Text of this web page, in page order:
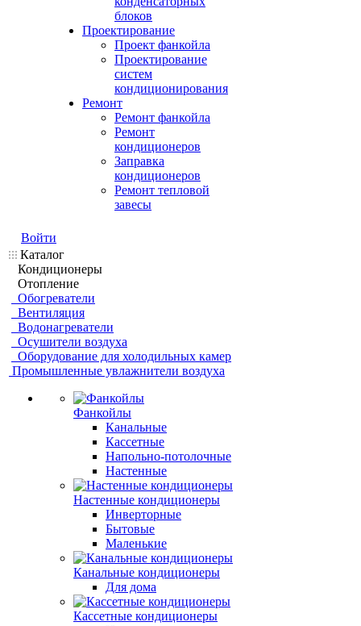
блоков
Проектирование
Проект фанкойла
Проектирование
систем
кондиционирования
Ремонт
Ремонт фанкойла
Ремонт
кондиционеров
Заправка
кондиционеров
Ремонт тепловой
завесы
Войти
Каталог
Кондиционеры
Отопление
Обогреватели
Вентиляция
Водонагреватели
Осушители воздуха
Оборудование для холодильных камер
Промышленные увлажнители воздуха
Фанкойлы
Канальные
Кассетные
Напольно-потолочные
Настенные
Настенные кондиционеры
Инверторные
Бытовые
Маленькие
Канальные кондиционеры
Для дома
Кассетные кондиционеры